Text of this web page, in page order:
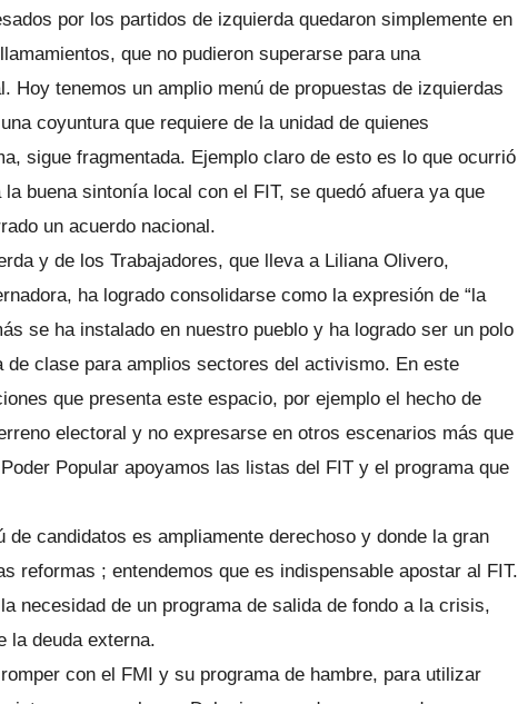
por los partidos de izquierda quedaron simplemente en
que no pudieron superarse para una
Hoy tenemos un amplio menú de propuestas de izquierdas
coyuntura que requiere de la unidad de quienes
sigue fragmentada. Ejemplo claro de esto es lo que ocurrió
buena sintonía local con el FIT, se quedó afuera ya que
un acuerdo nacional.
y de los Trabajadores, que lleva a Liliana Olivero,
ha logrado consolidarse como la expresión de “la
se ha instalado en nuestro pueblo y ha logrado ser un polo
de clase para amplios sectores del activismo. En este
que presenta este espacio, por ejemplo el hecho de
electoral y no expresarse en otros escenarios más que
Popular apoyamos las listas del FIT y el programa que
de candidatos es ampliamente derechoso y donde la gran
reformas ; entendemos que es indispensable apostar al FIT.
necesidad de un programa de salida de fondo a la crisis,
la deuda externa.
con el FMI y su programa de hambre, para utilizar